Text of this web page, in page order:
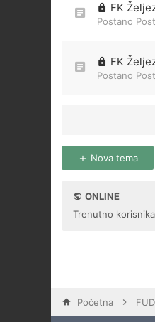
FK
Postano
FK
Postano
Nova tema
ONLINE
Trenutno
Početna